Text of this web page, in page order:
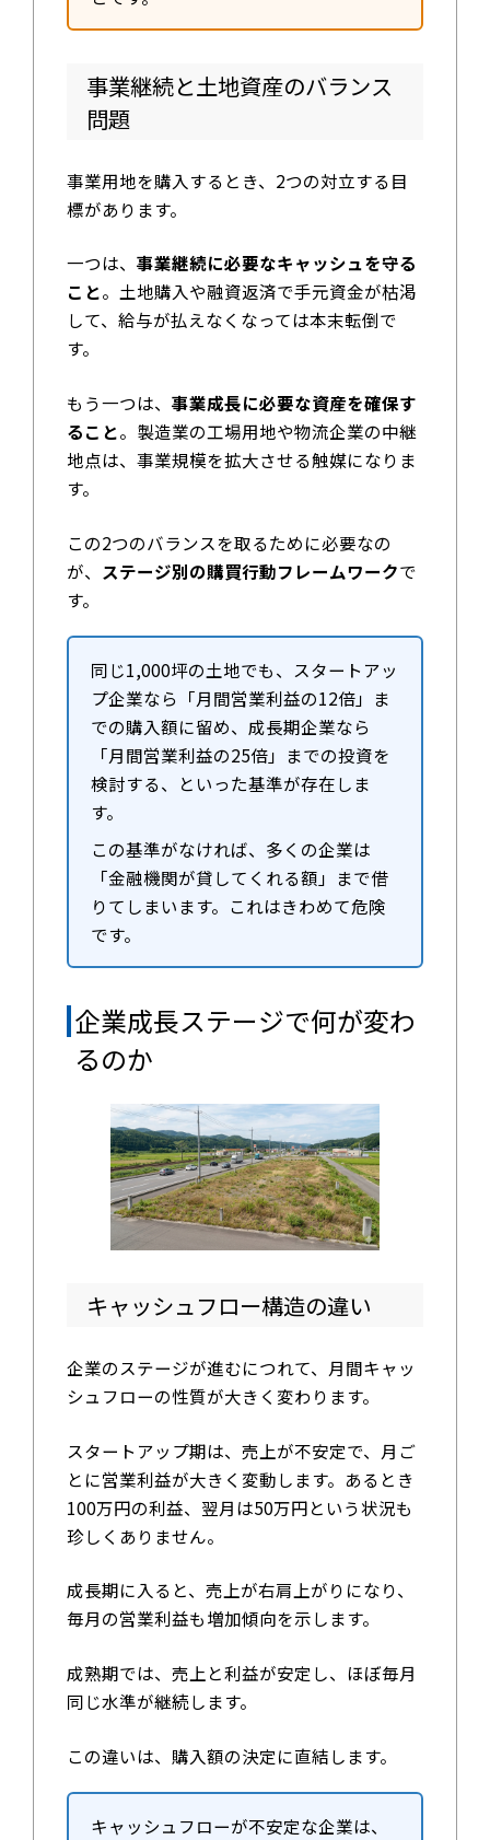
事業継続と土地資産のバランス
問題
事業用地を購入するとき、2つの対立する目
標があります。
一つは、 事業継続に必要なキャッシュを守る
こと。土地購入や融資返済で手元資金が枯渇
して、給与が払えなくなっては本末転倒で
す。
もう一つは、 事業成長に必要な資産を確保す
ること。製造業の工場用地や物流企業の中継
地点は、事業規模を拡大させる触媒になりま
す。
この2つのバランスを取るために必要なの
が、
ステージ別の購買行動フレームワークで
す。
同じ1,000坪の土地でも、スタートアッ
プ企業なら「月間営業利益の12倍」ま
での購入額に留め、成長期企業なら
「月間営業利益の25倍」までの投資を
検討する、といった基準が存在しま
す。
この基準がなければ、多くの企業は
「金融機関が貸してくれる額」まで借
りてしまいます。これはきわめて危険
です。
企業成長ステージで何が変わ
るのか
キャッシュフロー構造の違い
企業のステージが進むにつれて、月間キャッ
シュフローの性質が大きく変わります。
スタートアップ期は、売上が不安定で、月ご
とに営業利益が大きく変動します。あるとき
100万円の利益、翌月は50万円という状況も
珍しくありません。
成長期に入ると、売上が右肩上がりになり、
毎月の営業利益も増加傾向を示します。
成熟期では、売上と利益が安定し、ほぼ毎月
同じ水準が継続します。
この違いは、購入額の決定に直結します。
キャッシュフローが不安定な企業は、